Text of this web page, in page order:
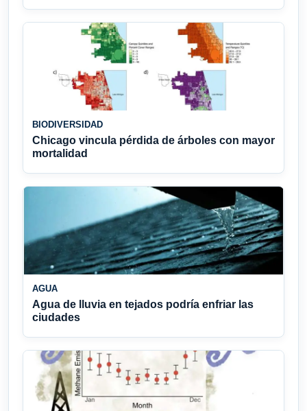
BIODIVERSIDAD
Chicago vincula pérdida de árboles con mayor
mortalidad
AGUA
Agua de lluvia en tejados podría enfriar las
ciudades